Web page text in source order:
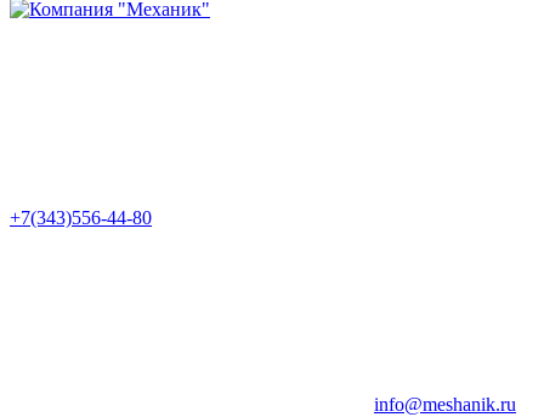
+7(343)556-44-80
info@meshanik.ru